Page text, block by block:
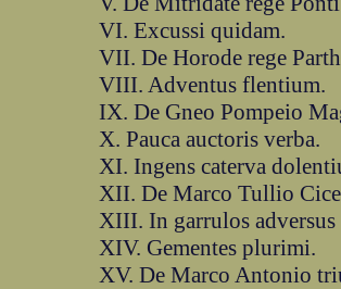
VI. Excussi quidam.
VII. De Horode rege
VIII. Adventus flentium.
IX. De Gneo Pompeio
X. Pauca auctoris verba.
XI. Ingens caterva
XII. De Marco Tullio
XIII. In garrulos
XIV. Gementes plurimi.
XV. De Marco Antonio